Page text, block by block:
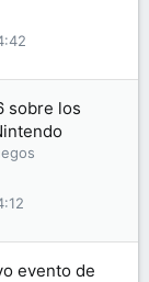
sobre los
evento de